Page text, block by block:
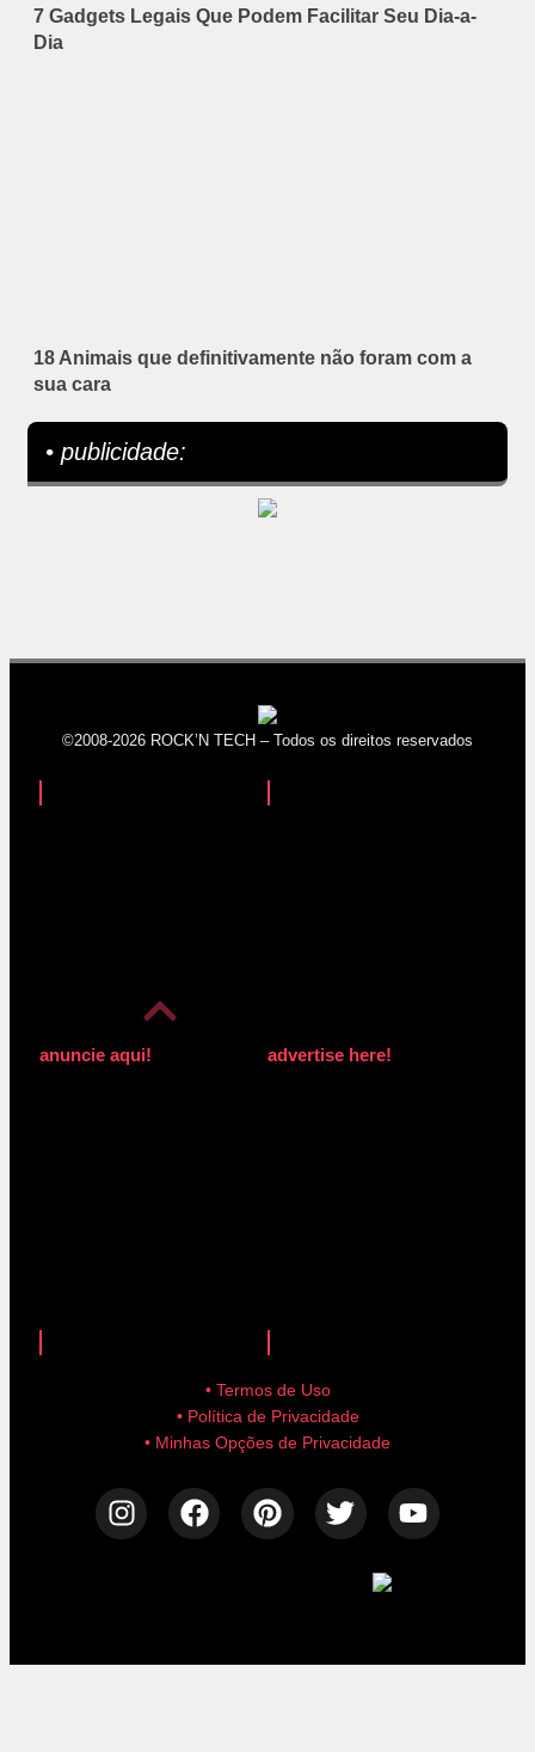
7 Gadgets Legais Que Podem Facilitar Seu Dia-a-
Dia
18 Animais que definitivamente não foram com a
sua cara
• publicidade:
©2008-2026 ROCK’N TECH – Todos os direitos reservados
anuncie aqui! advertise here!
• Termos de Uso
• Política de Privacidade
• Minhas Opções de Privacidade